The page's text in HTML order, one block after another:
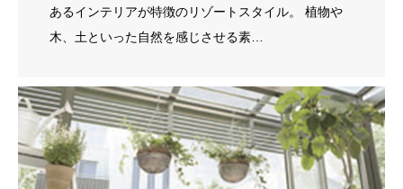
あるインテリアが特徴のリゾートスタイル。 植物や
木、土といった自然を感じさせる素…